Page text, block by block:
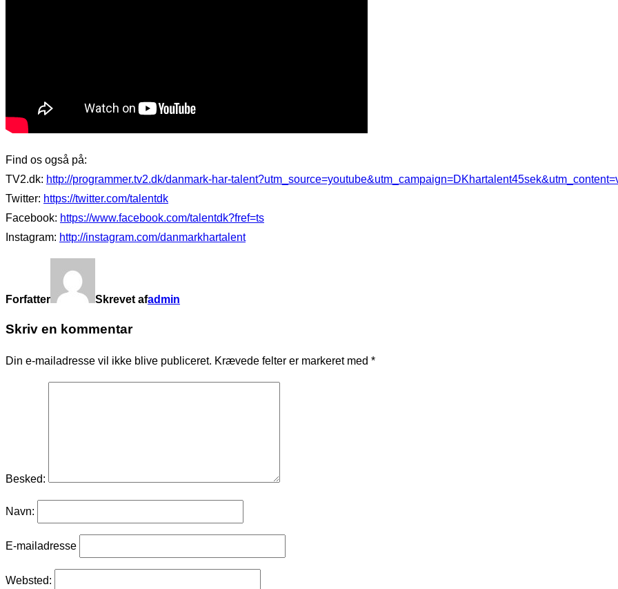
Find os også på:
TV2.dk: http://programmer.tv2.dk/danmark-har-
Twitter: https://twitter.com/talentdk
Facebook: https://www.facebook.com/talentdk?fref=ts
Instagram: http://instagram.com/danmarkhartalent
Forfatter Skrevet afadmin
Skriv en kommentar
Din e-mailadresse vil ikke blive publiceret. Krævede felter er markeret med *
Besked:
Navn:
E-mailadresse
Websted: